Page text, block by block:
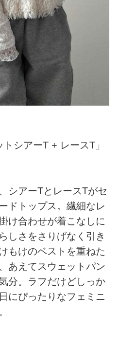
トシアーT + レースT」
シアーTとレースTがセ
ドトップス。繊細なレ
け合わせが着こなしに
しさをさりげなく引き
もけのベストを重ねた
あえてスウェットパン
分。ラフだけどしっか
にぴったりなフェミニ